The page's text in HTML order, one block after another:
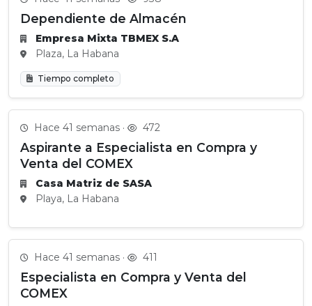
Dependiente de Almacén
Empresa Mixta TBMEX S.A
Plaza, La Habana
Tiempo completo
Hace 41 semanas · 472
Aspirante a Especialista en Compra y
Venta del COMEX
Casa Matriz de SASA
Playa, La Habana
Hace 41 semanas · 411
Especialista en Compra y Venta del
COMEX